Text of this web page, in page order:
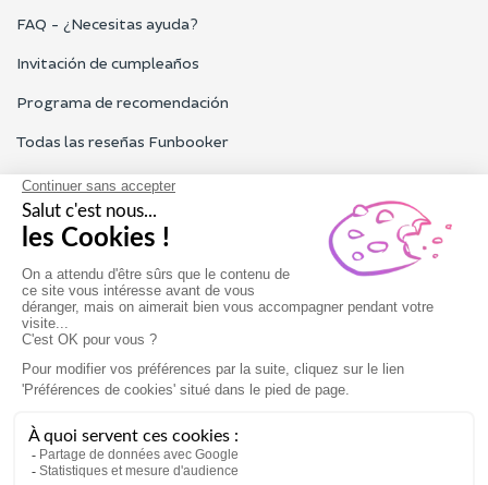
FAQ - ¿Necesitas ayuda?
Invitación de cumpleaños
Programa de recomendación
Todas las reseñas Funbooker
Contacta con nosotros
Nuestro servicio al cliente está abierto de lunes a viernes de 9h
a 18h
Contacta con nosotros
Condiciones generales de uso
Aviso Legal